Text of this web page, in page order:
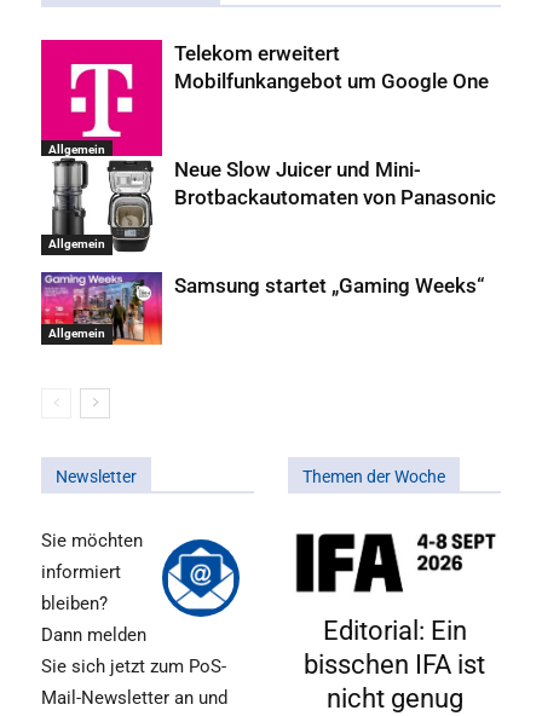
Allgemein
Telekom erweitert
Mobilfunkangebot um Google One
Allgemein
Neue Slow Juicer und Mini-
Brotbackautomaten von Panasonic
Allgemein
Samsung startet „Gaming Weeks“
Newsletter
Sie möchten
informiert
bleiben?
Dann melden
Sie sich jetzt zum PoS-
Mail-Newsletter an und
Themen der Woche
Editorial: Ein
bisschen IFA ist
nicht genug